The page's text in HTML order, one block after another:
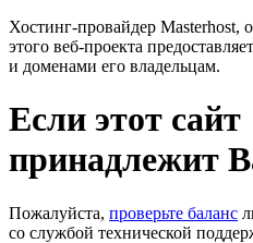
Хостинг-провайдер Masterhost,
этого веб-проекта
и доменами его владельцам.
Если этот сайт
принадлежит
Пожалуйста, проверьте баланс
со службой технической